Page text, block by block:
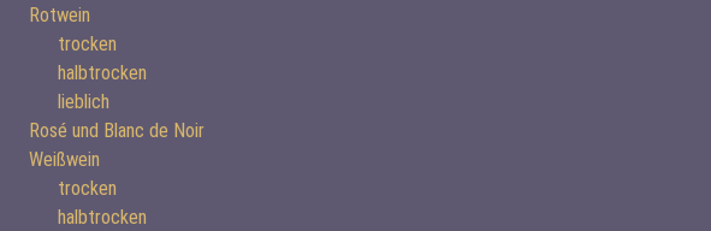
Rotwein
trocken
halbtrocken
lieblich
Rosé und Blanc de Noir
Weißwein
trocken
halbtrocken